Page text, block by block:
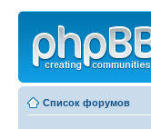
Список форумов